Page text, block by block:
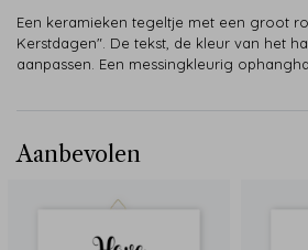
Een keramieken tegeltje met een groot
Kerstdagen". De tekst, de kleur van het
aanpassen. Een messingkleurig
Aanbevolen